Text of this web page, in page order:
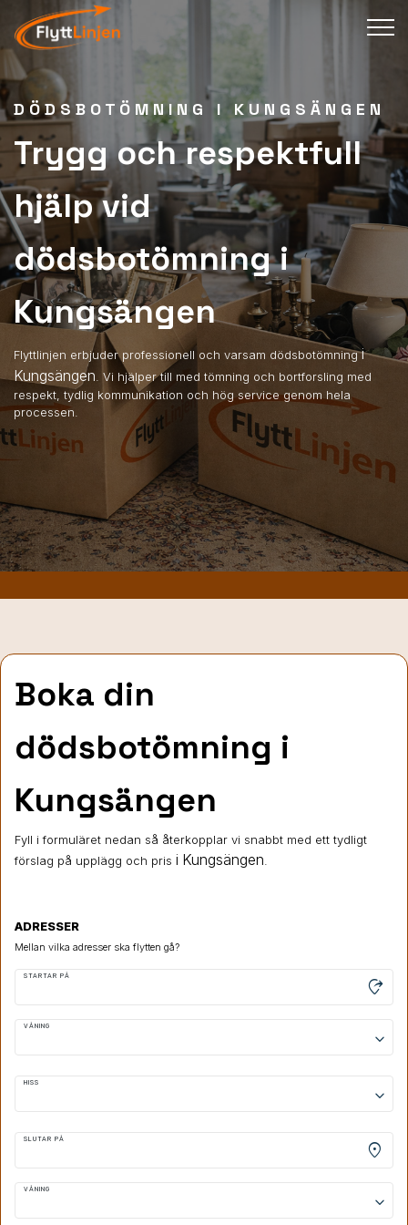
DÖDSBOTÖMNING I KUNGSÄNGEN
Trygg och respektfull
hjälp vid
dödsbotömning i
Kungsängen
Flyttlinjen erbjuder professionell och varsam dödsbotömningi
Kungsängen . Vi hjälper till med tömning och bortforsling med
respekt, tydlig kommunikation och hög service genom hela
processen.
Boka din
dödsbotömning i
Kungsängen
Fyll i formuläret nedan så återkopplar vi snabbt med ett tydligt
förslag på upplägg och pris i Kungsängen
ADRESSER
Mellan vilka adresser ska flytten gå?
STARTAR PÅ
moved_location
VÅNING
keyboard_arrow_down
HISS
keyboard_arrow_down
SLUTAR PÅ
location_on
VÅNING
keyboard_arrow_down